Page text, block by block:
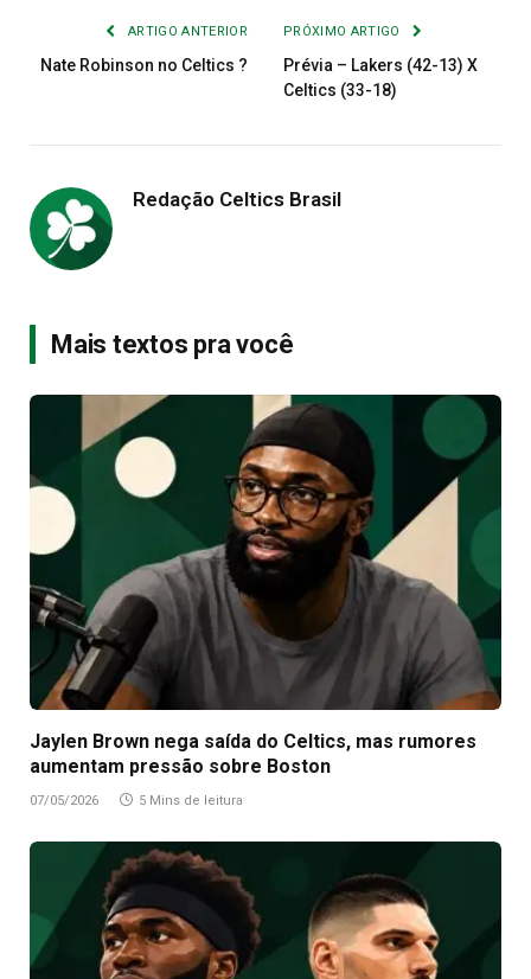
ARTIGO ANTERIOR
Nate Robinson no Celtics ?
PRÓXIMO ARTIGO
Prévia – Lakers (42-13) X
Celtics (33-18)
Redação Celtics Brasil
Mais textos pra você
Jaylen Brown nega saída do Celtics, mas rumores
aumentam pressão sobre Boston
07/05/2026 5 Mins de leitura